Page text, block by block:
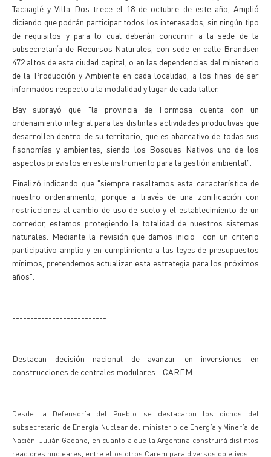
Tacaaglé y Villa Dos trece el 18 de octubre de este año, Amplió
diciendo que podrán participar todos los interesados, sin ningún tipo
de requisitos y para lo cual deberán concurrir a la sede de la
subsecretaría de Recursos Naturales, con sede en calle Brandsen
472 altos de esta ciudad capital, o en las dependencias del ministerio
de la Producción y Ambiente en cada localidad, a los fines de ser
informados respecto a la modalidad y lugar de cada taller.
Bay subrayó que "la provincia de Formosa cuenta con un
ordenamiento integral para las distintas actividades productivas que
desarrollen dentro de su territorio, que es abarcativo de todas sus
fisonomías y ambientes, siendo los Bosques Nativos uno de los
aspectos previstos en este instrumento para la gestión ambiental".
Finalizó indicando que "siempre resaltamos esta característica de
nuestro ordenamiento, porque a través de una zonificación con
restricciones al cambio de uso de suelo y el establecimiento de un
corredor, estamos protegiendo la totalidad de nuestros sistemas
naturales. Mediante la revisión que damos inicio con un criterio
participativo amplio y en cumplimiento a las leyes de presupuestos
mínimos, pretendemos actualizar esta estrategia para los próximos
años".
--------------------------
Destacan decisión nacional de avanzar en inversiones en
construcciones de centrales modulares - CAREM-
Desde la Defensoría del Pueblo se destacaron los dichos del
subsecretario de Energía Nuclear del ministerio de Energía y Minería de
Nación, Julián Gadano, en cuanto a que la Argentina construirá distintos
reactores nucleares, entre ellos otros Carem para diversos objetivos.